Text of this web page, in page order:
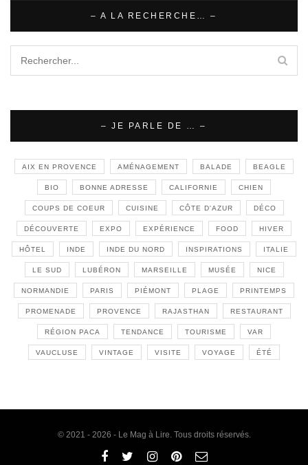
– A LA RECHERCHE… –
– JE PARLE DE … –
AIX EN PROVENCE AMÉNAGEMENT BALADE BEAGLE
BIO BONNE ADRESSE CALIFORNIE CHIEN
COUPS DE COEUR CUISINE CÔTE D'AZUR DÉCO
DÉCOUVERTE EXPO EXPÉRIENCE FOOD HIVER
HÔTEL INDE INDE DU NORD INSPIRATIONS ITALIE
LE SUD LUBÉRON MARSEILLE MUSÉE NICE
NORMANDIE PARIS PIÉMONT PLAGE PRINTEMPS
PROMENADE PROVENCE RAJASTHAN RESTAURANT
RÉGION PACA TENDANCE TOURISME VAR
VAUCLUSE VINTAGE VISITE VOYAGE ÉTÉ
© 2021 - 2026 - Le Mag à Lire. Tous droits réservés.